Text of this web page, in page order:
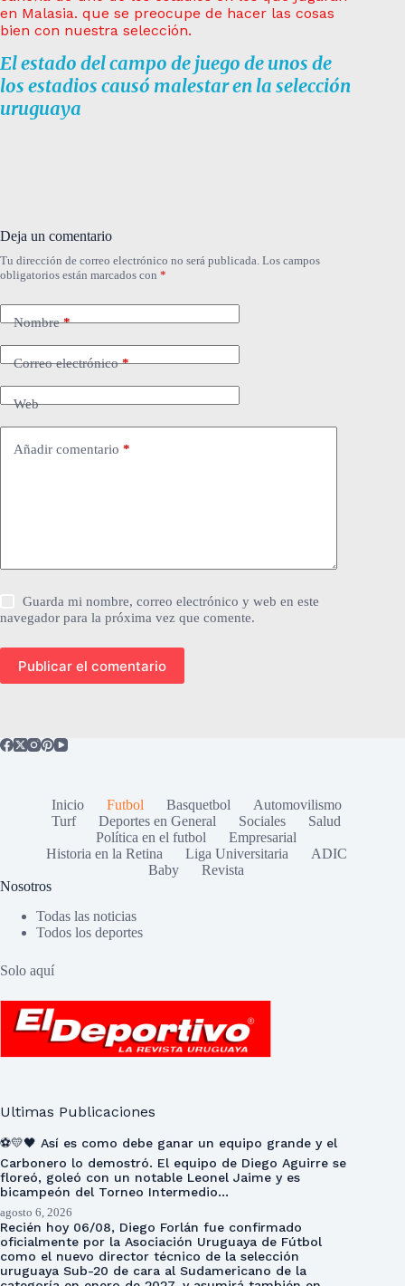
en Malasia. que se preocupe de hacer las cosas
bien con nuestra selección.
El estado del campo de juego de unos de
los estadios causó malestar en la selección
uruguaya
Deja un comentario
Tu dirección de correo electrónico no será publicada. Los campos
obligatorios están marcados con *
Nombre*
Correo electrónico*
Web
Añadir comentario *
Guarda mi nombre, correo electrónico y web en este
navegador para la próxima vez que comente.
Publicar el comentario
Inicio Futbol Basquetbol
Automovilismo
Turf
Deportes en General Sociales
Salud
Política en el futbol
Empresarial
Historia en la Retina
Liga Universitaria
ADIC
Baby
Revista
Nosotros
Todas las noticias
Todos los deportes
Solo aquí
Ultimas Publicaciones
⚽💛🖤 Así es como debe ganar un equipo grande y el
Carbonero lo demostró. El equipo de Diego Aguirre se
floreó, goleó con un notable Leonel Jaime y es
bicampeón del Torneo Intermedio…
agosto 6, 2026
Recién hoy 06/08, Diego Forlán fue confirmado
oficialmente por la Asociación Uruguaya de Fútbol
como el nuevo director técnico de la selección
uruguaya Sub-20 de cara al Sudamericano de la